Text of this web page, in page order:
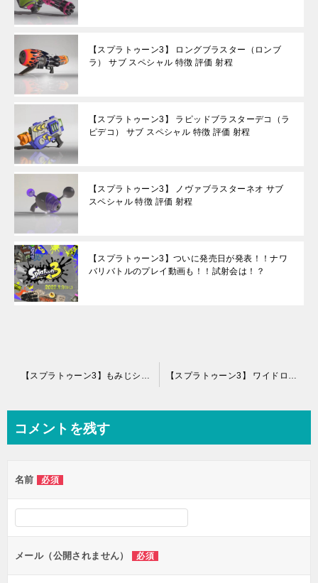
【スプラトゥーン3】 ロングブラスター（ロンブ
ラ） サブ スペシャル 特徴 評価 射程
【スプラトゥーン3】 ラピッドブラスターデコ（ラ
ピデコ） サブ スペシャル 特徴 評価 射程
【スプラトゥーン3】 ノヴァブラスターネオ サブ
スペシャル 特徴 評価 射程
【スプラトゥーン3】ついに発売日が発表！！ナワ
バリバトルのプレイ動画も！！試射会は！？
ビ
ー
シ
ン
【スプラトゥーン3】もみじシューター サブ スペシャル 特徴 評価 射程 【スプラトゥーン3】 ワイドローラー サブ スペシャル 特徴 評価 射程
コメントを残す
名前 必須
メール（公開されません） 必須